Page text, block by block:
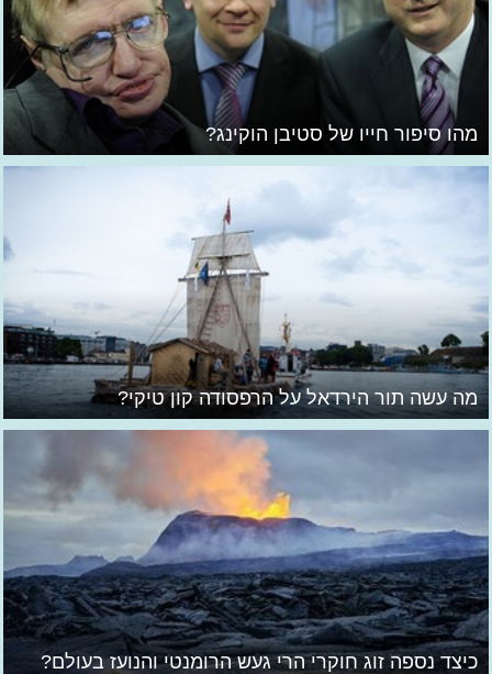
מהו סיפור חייו של סטיבן הוקינג?
מה עשה תור הירדאל על הרפסודה קון טיקי?
כיצד נספה זוג חוקרי הרי געש הרומנטי והנועז בעולם?